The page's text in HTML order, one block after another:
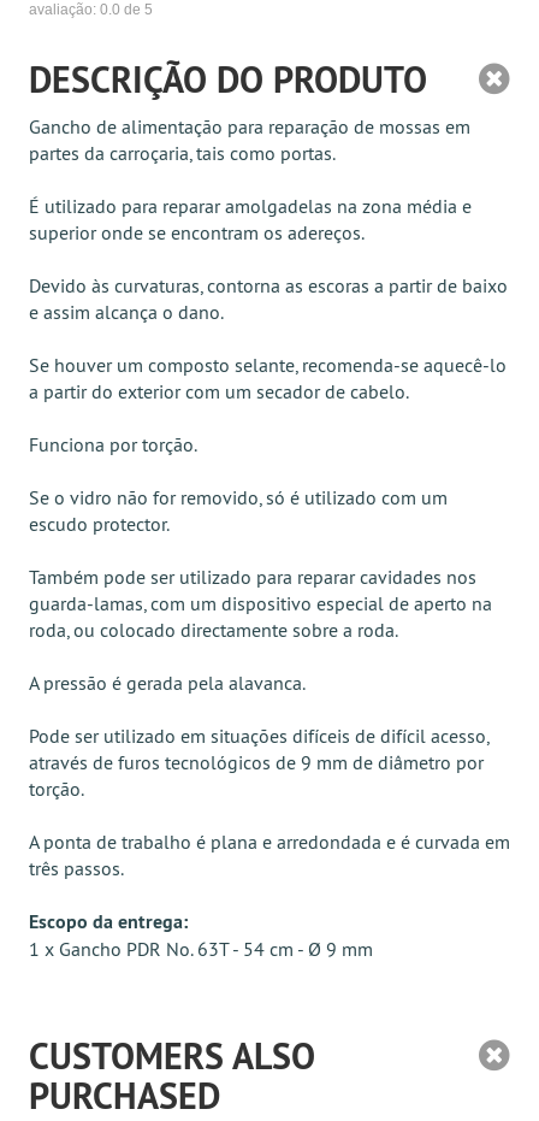
avaliação: 0.0 de 5
DESCRIÇÃO DO PRODUTO
Gancho de alimentação para reparação de mossas em
partes da carroçaria, tais como portas.
É utilizado para reparar amolgadelas na zona média e
superior onde se encontram os adereços.
Devido às curvaturas, contorna as escoras a partir de baixo
e assim alcança o dano.
Se houver um composto selante, recomenda-se aquecê-lo
a partir do exterior com um secador de cabelo.
Funciona por torção.
Se o vidro não for removido, só é utilizado com um
escudo protector.
Também pode ser utilizado para reparar cavidades nos
guarda-lamas, com um dispositivo especial de aperto na
roda, ou colocado directamente sobre a roda.
A pressão é gerada pela alavanca.
Pode ser utilizado em situações difíceis de difícil acesso,
através de furos tecnológicos de 9 mm de diâmetro por
torção.
A ponta de trabalho é plana e arredondada e é curvada em
três passos.
Escopo da entrega:
1 x Gancho PDR No. 63T - 54 cm - Ø 9 mm
CUSTOMERS ALSO
PURCHASED